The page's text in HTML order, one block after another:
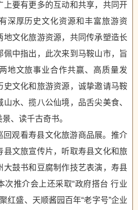
上要有更多的互动和共享，共同开
深厚历史文化资源和丰富旅游资
地文化旅游资源，共同传承塑造长
佩中指出，此次来到马鞍山市，旨
地文旅事业合作共赢、高质量发
史文化和旅游资源，诚挚邀请马鞍
水、揽八公仙境，品舌尖美食、
、读千古奇书。
回观看寿县文化旅游商品展。推介
县文旅宣传片，听取寿县文化和旅
大鼓书和豆腐制作技艺表演，寿县
次推介会上还采取“政府搭台 行业
红盛、天顺酱园百年“老字号”企业